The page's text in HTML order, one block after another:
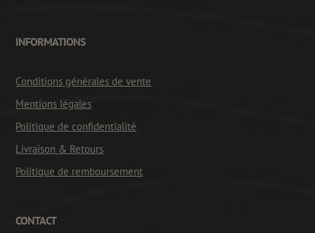
INFORMATIONS
Conditions générales de vente
Mentions légales
Politique de confidentialité
Livraison & Retours
Politique de remboursement
CONTACT